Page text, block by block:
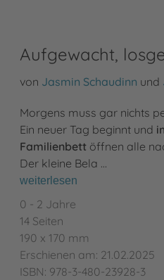
Aufgewacht,
von Jasmin Schaudinn und
Morgens muss gar nichts
Ein neuer Tag beginnt und
Familienbett öffnen alle
Der kleine Bela …
weiterlesen
0 - 2 Jahre
14 Seiten
190 x 170 mm
Erschienen am: 21.02.2025
ISBN: 978-3-480-23928-3